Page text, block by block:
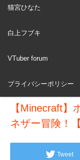
猫宮ひなた
白上フブキ
VTuber forum
プライバシーポリシー
【Minecraft】
ネザー冒険！
Tweet